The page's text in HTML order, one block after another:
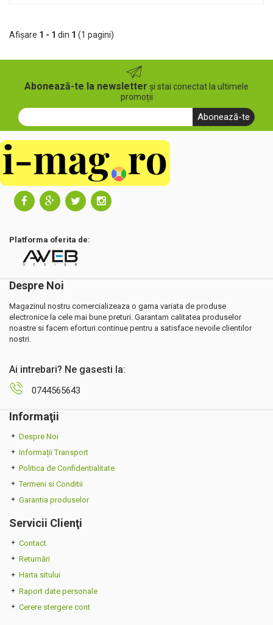
Afişare 1 - 1 din 1 (1 pagini)
Abonează-te la newsletter și stai conectat la ultimele
promoții
Abonează-te
Platforma oferita de:
Despre Noi
Magazinul nostru comercializeaza o gama variata de produse
electronice la cele mai bune preturi. Garantam calitatea produselor
noastre si facem eforturi continue pentru a satisface nevoile clientilor
nostri.
Ai intrebari? Ne gasesti la:
0744565643
Informaţii
Despre Noi
Informații Transport
Politica de Confidentialitate
Termeni si Conditii
Garantia produselor
Servicii Clienţi
Contact
Returnări
Harta sitului
Raport date personale
Cerere stergere cont